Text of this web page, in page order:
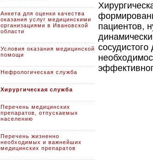
пациентов,
Анкета для оценки качества
оказания услуг медицинскими
организациями в Ивановской
области
Условия оказания медицинской
помощи
Нефрологическая служба
Хирургическая служба
Перечень медицинских
препаратов, отпускаемых
населению
Перечень жизненно
необходимых и важнейших
медицинских препаратов